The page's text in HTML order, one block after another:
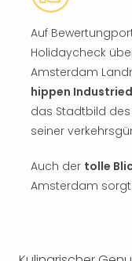
Auf
Holidaycheck
Amsterdam
hippen
das Stadtbild
seiner
Auch der tolle
Amsterdam